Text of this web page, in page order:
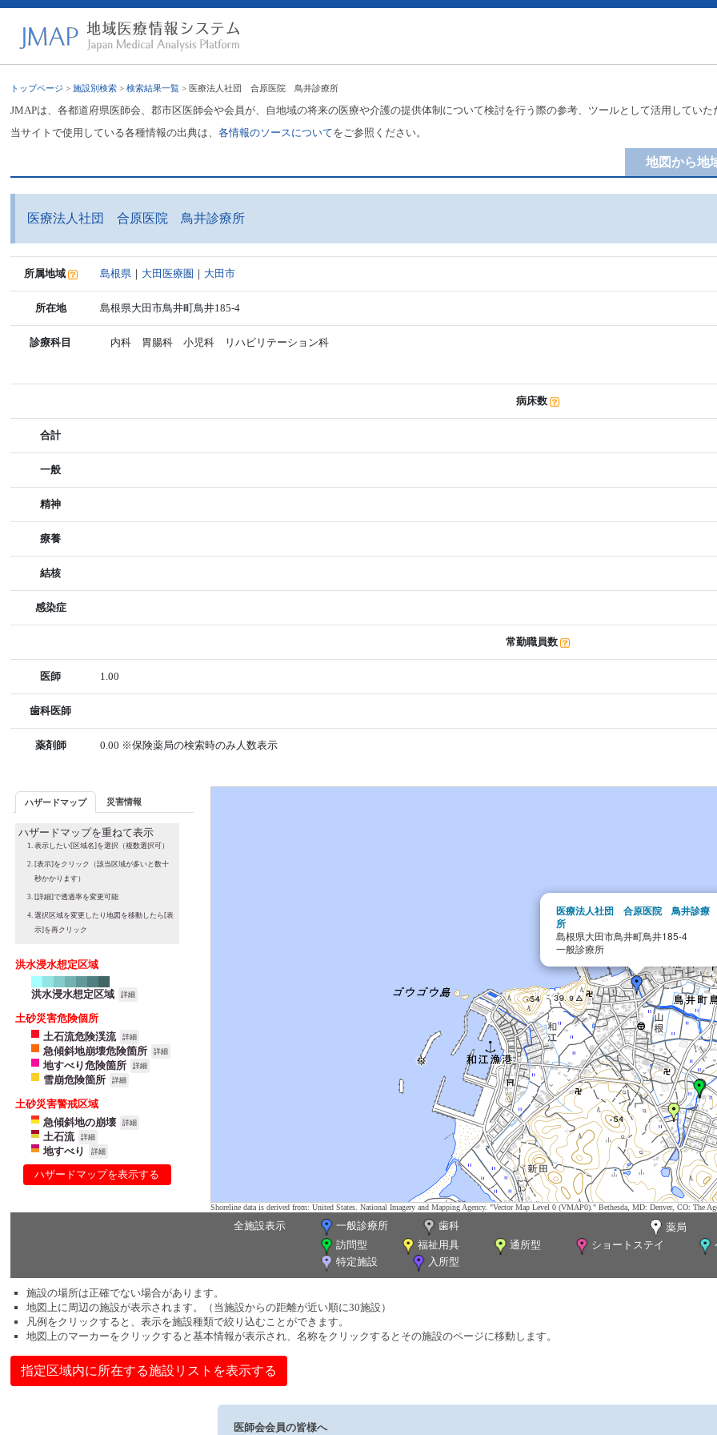
トップページ >施設別検索 >検索結果一覧 > 医療法人社団 合原医院 鳥井診療所
JMAPは、各都道府県医師会、郡市区医師会や会員が、自地域の将来の医療や介護の提供体制について検討を行う際の参考、ツールとして活用してい
当サイトで使用している各種情報の出典は、各情報のソースについてをご参照ください。
地図から地
医療法人社団 合原医院 鳥井診療所
所属地域 島根県 ｜ 大田医療圏 ｜ 大田市
所在地 島根県大田市鳥井町鳥井185-4
診療科目 内科 胃腸科 小児科 リハビリテーション科
病床数
合計
一般
精神
療養
結核
感染症
常勤職員数
医師 1.00
歯科医師
薬剤師 0.00 ※保険薬局の検索時のみ人数表示
ハザードマップ 災害情報
ハザードマップを重ねて表示
表示したい[区域名]を選択（複数選択可）
[表示]をクリック（該当区域が多いと数十
秒かかります）
[詳細]で透過率を変更可能
選択区域を変更したり地図を移動したら[表
示]を再クリック
洪水浸水想定区域
洪水浸水想定区域 詳細
土砂災害危険個所
土石流危険渓流
詳細
急傾斜地崩壊危険箇所 詳細
地すべり危険箇所 詳細
雪崩危険箇所 詳細
土砂災害警戒区域
急傾斜地の崩壊
詳細
土石流 詳細
地すべり 詳細
ハザードマップを表示する
医療法人社団 合原医院 鳥井診療
所
島根県大田市鳥井町鳥井185-4
一般診療所
Shoreline data is derived from: United States. National Imagery and Mapping Agency. "Vector Map Level 0 (VMAP0)." Bethesda, MD: Denver, CO: The
全施設表示 一般診療所 歯科
薬局
訪問型
福祉用具 通所型 ショートステイ
特定施設
入所型
施設の場所は正確でない場合があります。
地図上に周辺の施設が表示されます。（当施設からの距離が近い順に30施設）
凡例をクリックすると、表示を施設種類で絞り込むことができます。
地図上のマーカーをクリックすると基本情報が表示され、名称をクリックするとその施設のページに移動します。
指定区域内に所在する施設リストを表示する
医師会会員の皆様へ